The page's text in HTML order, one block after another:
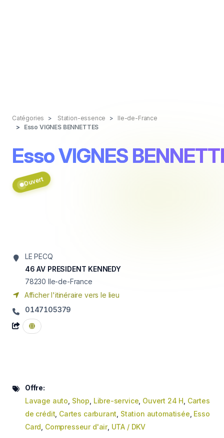
Catégories Station-essence
Ile-de-France
Esso VIGNES BENNETTES
Esso VIGNES
Ouvert
LE PECQ
46 AV PRESIDENT KENNEDY
78230 Ile-de-France
Afficher l'itinéraire vers le lieu
0147105379
Offre:
Lavage auto Shop Libre-service Ouvert 24 H Cartes
de crédit Cartes carburant Station automatisée Esso
Card Compresseur d'air, UTA / DKV